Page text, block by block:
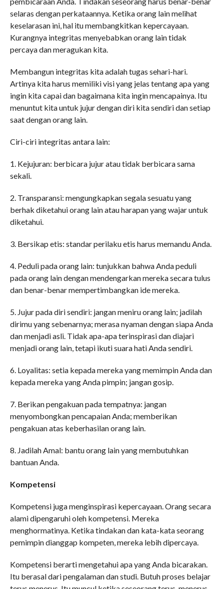
selaras dengan perkataannya. Ketika orang lain melihat
keselarasan ini, hal itu membangkitkan kepercayaan.
Kurangnya integritas menyebabkan orang lain tidak
percaya dan meragukan kita.
Membangun integritas kita adalah tugas sehari-hari.
Artinya kita harus memiliki visi yang jelas tentang apa yang
ingin kita capai dan bagaimana kita ingin mencapainya. Itu
menuntut kita untuk jujur ​​dengan diri kita sendiri dan setiap
saat dengan orang lain.
Ciri-ciri integritas antara lain:
1. Kejujuran: berbicara jujur ​​atau tidak berbicara sama
sekali.
2. Transparansi: mengungkapkan segala sesuatu yang
berhak diketahui orang lain atau harapan yang wajar untuk
diketahui.
3. Bersikap etis: standar perilaku etis harus memandu Anda.
4. Peduli pada orang lain: tunjukkan bahwa Anda peduli
pada orang lain dengan mendengarkan mereka secara tulus
dan benar-benar mempertimbangkan ide mereka.
5. Jujur pada diri sendiri: jangan meniru orang lain; jadilah
dirimu yang sebenarnya; merasa nyaman dengan siapa Anda
dan menjadi asli. Tidak apa-apa terinspirasi dan diajari
menjadi orang lain, tetapi ikuti suara hati Anda sendiri.
6. Loyalitas: setia kepada mereka yang memimpin Anda dan
kepada mereka yang Anda pimpin; jangan gosip.
7. Berikan pengakuan pada tempatnya: jangan
menyombongkan pencapaian Anda; memberikan
pengakuan atas keberhasilan orang lain.
8. Jadilah Amal: bantu orang lain yang membutuhkan
bantuan Anda.
Kompetensi
Kompetensi juga menginspirasi kepercayaan. Orang secara
alami dipengaruhi oleh kompetensi. Mereka
menghormatinya. Ketika tindakan dan kata-kata seorang
pemimpin dianggap kompeten, mereka lebih dipercaya.
Kompetensi berarti mengetahui apa yang Anda bicarakan.
Itu berasal dari pengalaman dan studi. Butuh proses belajar